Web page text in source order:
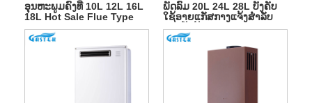
ອຸນຫະພູມຄົງທີ່ 10L 12L 16L
18L Hot Sale Flue Type
Wall Mounted Tankless
Instant LPG Natural Hot
Water Gas Heater for
ພັດລົມ 20L 24L 28L ບັງຄັບ
ໃຊ້ອາຍແກັສກາງແຈ້ງສໍາລັບ
ອາບນ້ໍາຮ້ອນ